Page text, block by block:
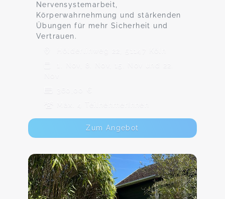
Nervensystemarbeit,
Körperwahrnehmung und stärkenden
Übungen für mehr Sicherheit und
Vertrauen.
Hölderlinweg 22, 51147 Köln
1. Nov, 8. Nov, 15. Nov und 22.
360,00 €
Max. 4 TeilnehmerInnen
Zum Angebot